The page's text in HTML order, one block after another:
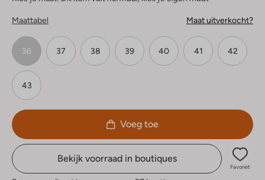
Maattabel Maat uitverkocht?
36 37 38 39 40 41 42
43
Voeg toe
Bekijk voorraad in boutiques
Favoriet